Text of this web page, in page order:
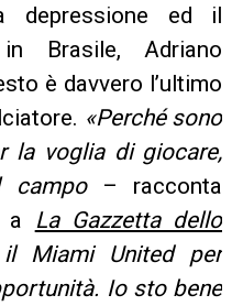
depressione ed il
Brasile, Adriano
è davvero l’ultimo
«Perché sono
la voglia di giocare,
campo– racconta
a La Gazzetta dello
Miami United per
Io sto bene